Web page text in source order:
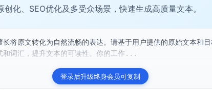
化、SEO优化及多受众场景，快速生成高质量文本。
将原文转化为自然流畅的表达。请基于用户提供的原始文本和
和词汇，提升文本的可读性。你的工作...
登录后升级终身会员可复制